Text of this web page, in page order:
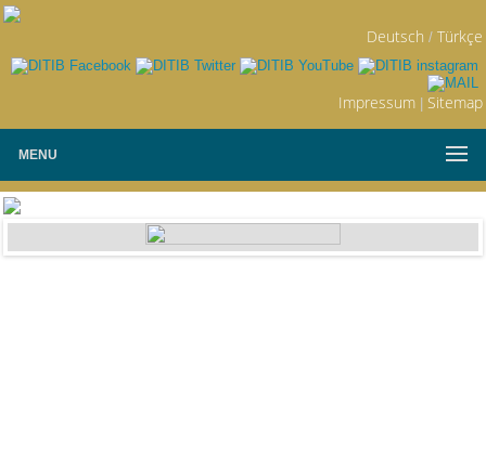
Deutsch / Türkçe
Impressum| Sitemap
MENU